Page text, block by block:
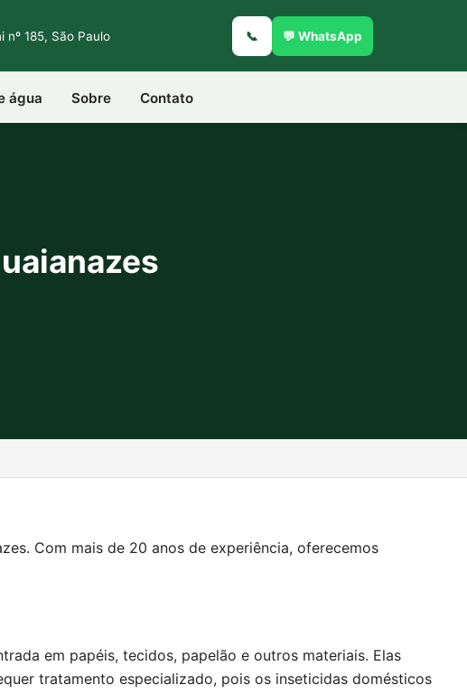
nº 185, São Paulo 📞 💬 WhatsApp
água Sobre Contato
Com mais de 20 anos de experiência, oferecemos
em papéis, tecidos, papelão e outros materiais. Elas
tratamento especializado, pois os inseticidas domésticos